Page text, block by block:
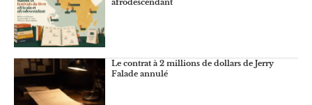
afrodescendant
Le contrat à 2 millions de dollars de Jerry
Falade annulé